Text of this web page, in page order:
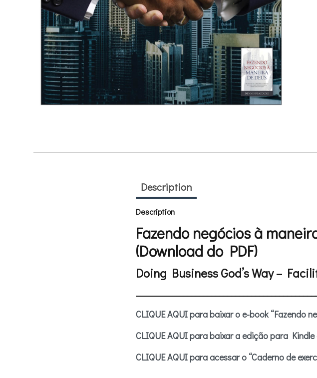
Description
Description
Fazendo negócios à
(Download do PDF)
Doing Business God’s Way –
CLIQUE AQUI para baixar o e-book “Fazendo
CLIQUE AQUI para baixar a edição para
CLIQUE AQUI para acessar o “Caderno de